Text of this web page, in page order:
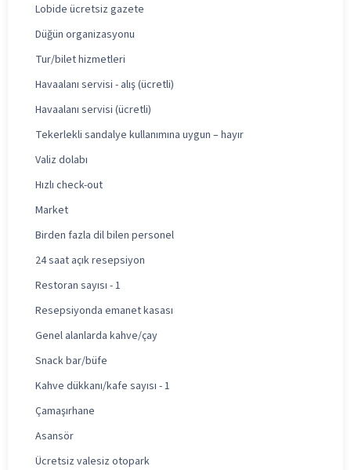
Lobide ücretsiz gazete
Düğün organizasyonu
Tur/bilet hizmetleri
Havaalanı servisi - alış (ücretli)
Havaalanı servisi (ücretli)
Tekerlekli sandalye kullanımına uygun – hayır
Valiz dolabı
Hızlı check-out
Market
Birden fazla dil bilen personel
24 saat açık resepsiyon
Restoran sayısı - 1
Resepsiyonda emanet kasası
Genel alanlarda kahve/çay
Snack bar/büfe
Kahve dükkanı/kafe sayısı - 1
Çamaşırhane
Asansör
Ücretsiz valesiz otopark